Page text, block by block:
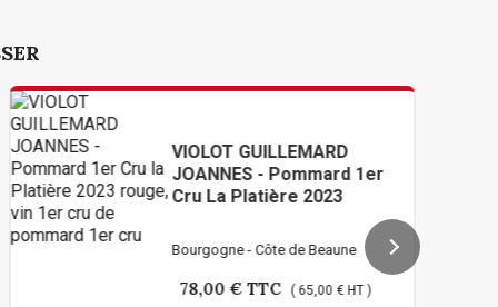
VIOLOT GUILLEMARD
JOANNES - Pommard 1er
Cru La Platière 2023
Bourgogne - Côte de Beaune
TTC ( 65,00 € HT )